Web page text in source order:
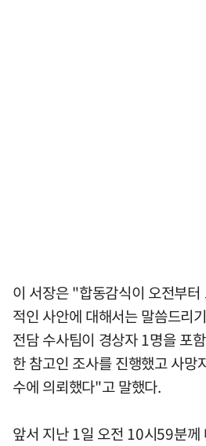
이 서장은 "합동감식이 오전부
적인 사안에 대해서는 말씀드리
전담 수사팀이 경상자 1명을 포
한 참고인 조사를 진행했고 사망
수에 의뢰했다"고 말했다.
앞서 지난 1일 오전 10시59분께